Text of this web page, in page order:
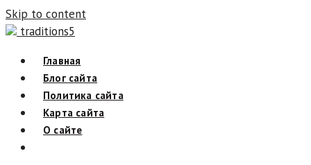
Skip to content
traditions5
Главная
Блог сайта
Политика сайта
Карта сайта
О сайте